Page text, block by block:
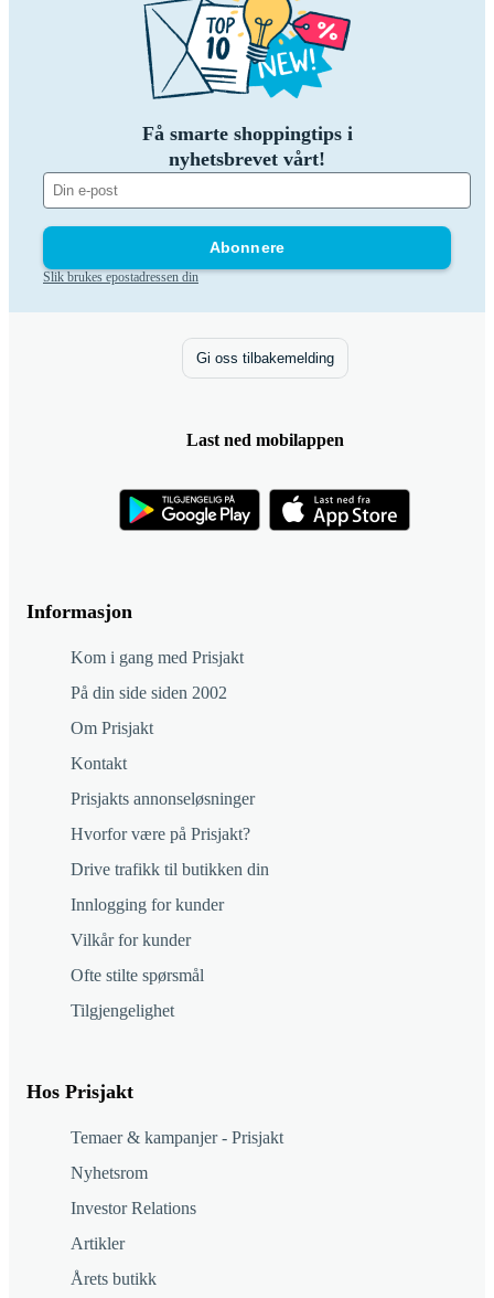
Få smarte shoppingtips i
nyhetsbrevet vårt!
Abonnere
Slik brukes epostadressen din
Informasjon
Kom i gang med Prisjakt
På din side siden 2002
Om Prisjakt
Kontakt
Prisjakts annonseløsninger
Hvorfor være på Prisjakt?
Drive trafikk til butikken din
Innlogging for kunder
Vilkår for kunder
Ofte stilte spørsmål
Tilgjengelighet
Hos Prisjakt
Temaer & kampanjer - Prisjakt
Nyhetsrom
Investor Relations
Artikler
Årets butikk
Gi oss tilbakemelding
Last ned mobilappen